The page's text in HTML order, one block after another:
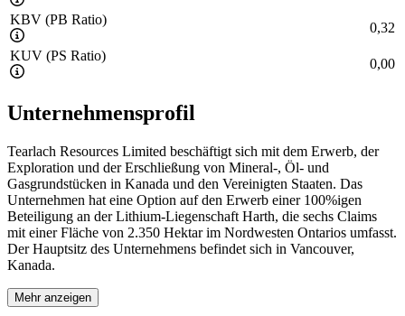
KBV (PB Ratio)
0,32
KUV (PS Ratio)
0,00
Unternehmensprofil
Tearlach Resources Limited beschäftigt sich mit dem Erwerb, der
Exploration und der Erschließung von Mineral-, Öl- und
Gasgrundstücken in Kanada und den Vereinigten Staaten. Das
Unternehmen hat eine Option auf den Erwerb einer 100%igen
Beteiligung an der Lithium-Liegenschaft Harth, die sechs Claims
mit einer Fläche von 2.350 Hektar im Nordwesten Ontarios umfasst.
Der Hauptsitz des Unternehmens befindet sich in Vancouver,
Kanada.
Mehr anzeigen